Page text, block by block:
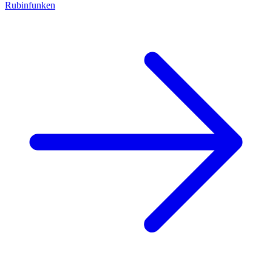
Rubinfunken